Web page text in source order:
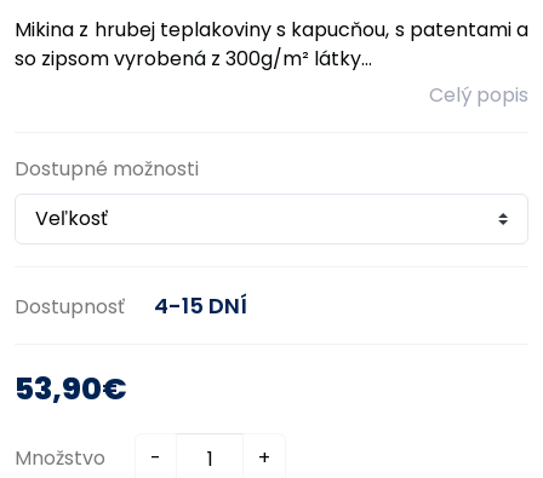
Mikina z hrubej teplakoviny s kapucňou, s patentami a
so zipsom vyrobená z 300g/m² látky...
Celý popis
Dostupné možnosti
Dostupnosť 4-15 DNÍ
53,90€
Množstvo - +